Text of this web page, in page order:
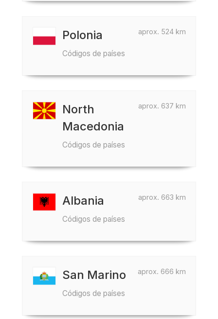
aprox. 524 km
Polonia
Códigos de países
aprox. 637 km
North
Macedonia
Códigos de países
aprox. 663 km
Albania
Códigos de países
aprox. 666 km
San Marino
Códigos de países